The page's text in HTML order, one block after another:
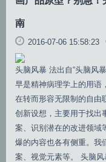
南
2016-07-06 15:58:23
头脑风暴 法出自“头脑风
早是精神病理学上的用语
在转而形容无限制的自由
创新设想，主要用于找出
案、识别潜在的改进领域
爆的内容也各有侧重。我
案、视觉元素等。 头脑